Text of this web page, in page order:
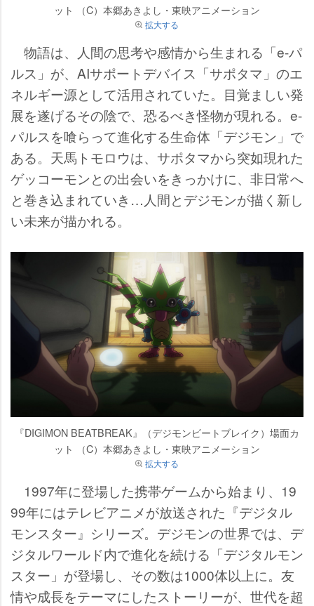
ット （C）本郷あきよし・東映アニメーション
拡大する
物語は、人間の思考や感情から生まれる「e-パ
ルス」が、AIサポートデバイス「サポタマ」のエ
ネルギー源として活用されていた。目覚ましい発
展を遂げるその陰で、恐るべき怪物が現れる。e-
パルスを喰らって進化する生命体「デジモン」で
ある。天馬トモロウは、サポタマから突如現れた
ゲッコーモンとの出会いをきっかけに、非日常へ
と巻き込まれていき…人間とデジモンが描く新し
い未来が描かれる。
『DIGIMON BEATBREAK』（デジモンビートブレイク）場面カ
ット （C）本郷あきよし・東映アニメーション
拡大する
1997年に登場した携帯ゲームから始まり、19
99年にはテレビアニメが放送された『デジタル
モンスター』シリーズ。デジモンの世界では、デ
ジタルワールド内で進化を続ける「デジタルモン
スター」が登場し、その数は1000体以上に。友
情や成長をテーマにしたストーリーが、世代を超